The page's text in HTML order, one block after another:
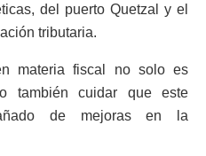
del puerto Quetzal y el
tributaria.
materia fiscal no solo es
también cuidar que este
de mejoras en la